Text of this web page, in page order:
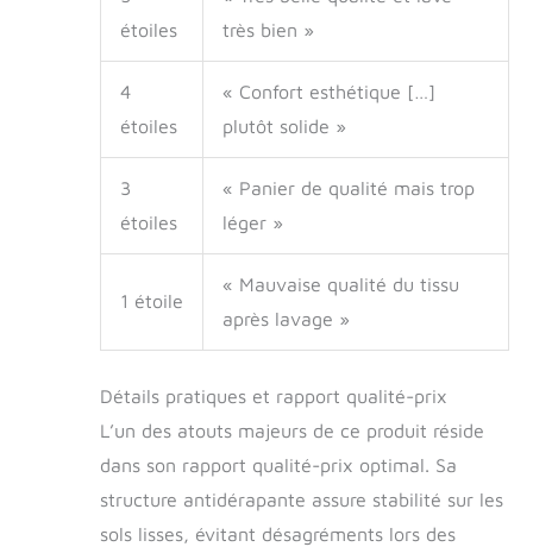
étoiles
très bien »
4
étoiles
« Confort esthétique […]
plutôt solide »
3
étoiles
« Panier de qualité mais trop
léger »
1 étoile
« Mauvaise qualité du tissu
après lavage »
Détails pratiques et rapport qualité-prix
L’un des atouts majeurs de ce produit réside
dans son rapport qualité-prix optimal. Sa
structure antidérapante assure stabilité sur les
sols lisses, évitant désagréments lors des